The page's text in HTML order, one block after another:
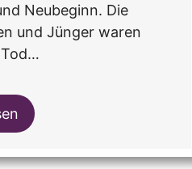
Neubeginn. Die
und Jünger waren